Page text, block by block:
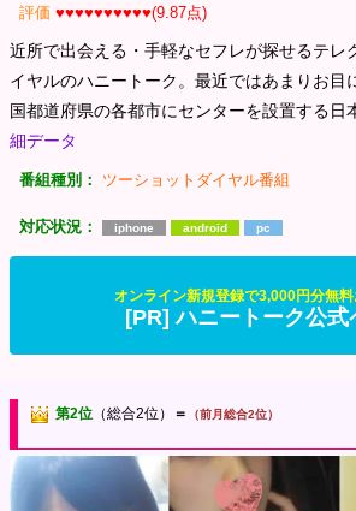
評価 ♥♥♥♥♥♥♥♥♥♥(9.87点)
近所で出会える・手軽なセフレが探せるテレ
イヤルのハニートーク。最近ではあまりお目
国都道府県の各都市にセンターを設置する日
細データ
番組種別： ツーショットダイヤル番組
対応状況： iphone android pc
オンライン新規登録で3,000円分無料
[PR] ハニートーク公式
第2位 （総合2位） ＝ （前月総合2位）